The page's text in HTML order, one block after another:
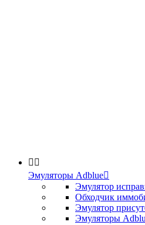
 
Эмуляторы Adblue
Эмулятор
Обходчик
Эмулятор
Эмуляторы